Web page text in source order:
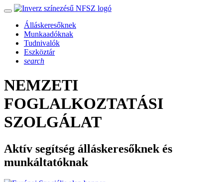
Álláskeresőknek
Munkaadóknak
Tudnivalók
Eszköztár
search
NEMZETI
FOGLALKOZTATÁSI
SZOLGÁLAT
Aktív segítség álláskeresőknek és
munkáltatóknak